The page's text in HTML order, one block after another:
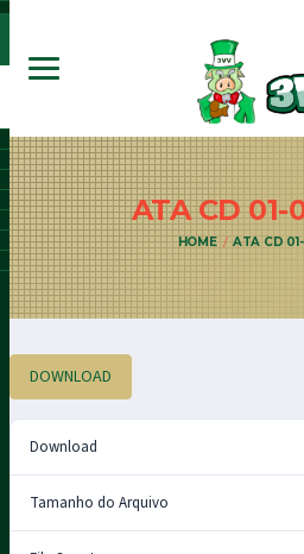
ATA CD01-
HOME ATA CD
DOWNLOAD
Download
Tamanho do Arquivo